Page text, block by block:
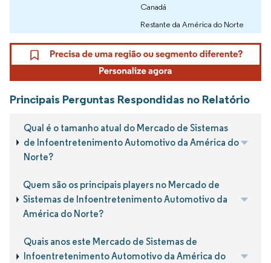
Canadá
Restante da América do Norte
Principais Perguntas Respondidas no Relatório
Qual é o tamanho atual do Mercado de Sistemas
de Infoentretenimento Automotivo da América do
Norte?
Quem são os principais players no Mercado de
Sistemas de Infoentretenimento Automotivo da
América do Norte?
Quais anos este Mercado de Sistemas de
Infoentretenimento Automotivo da América do